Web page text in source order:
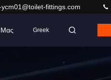
fittings.com
Μας Greek